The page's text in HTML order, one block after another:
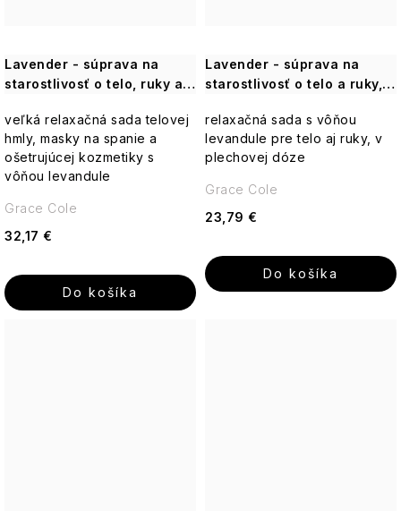
Lavender - súprava na
starostlivosť o telo, ruky a
veľká relaxačná sada telovej
hmly, masky na spanie a
ošetrujúcej kozmetiky s
vôňou levandule
32,17 €
Do košíka
Grace Cole
Lavender - súprava na
starostlivosť o telo a ruky, 5
relaxačná sada s vôňou
levandule pre telo aj ruky, v
plechovej dóze
23,79 €
Do košíka
Grace Cole